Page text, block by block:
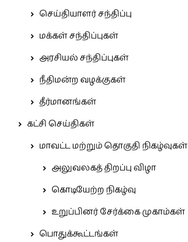
செய்தியாளர் சந்திப்பு
மக்கள் சந்திப்புகள்
அரசியல் சந்திப்புகள்
நீதிமன்ற வழக்குகள்
தீர்மானங்கள்
கட்சி செய்திகள்
மாவட்ட மற்றும் தொகுதி நிகழ்வுகள்
அலுவலகத் திறப்பு விழா
கொடியேற்ற நிகழ்வு
உறுப்பினர் சேர்க்கை முகாம்கள்
பொதுக்கூட்டங்கள்